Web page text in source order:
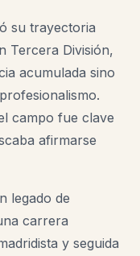
su trayectoria
Tercera División,
acumulada sino
campo fue clave
afirmarse
legado de
carrera
y seguida